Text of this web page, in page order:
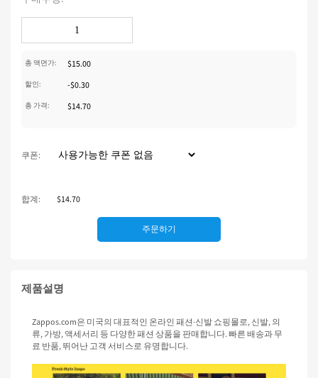
총 액면가: $15.00
할인: -$0.30
총 가격: $14.70
쿠폰:
합계: $14.70
주문하기
제품설명
Zappos.com은 미국의 대표적인 온라인 패션·신발 쇼핑몰로, 신발, 의
류, 가방, 액세서리 등 다양한 패션 상품을 판매합니다. 빠른 배송과 무
료 반품, 뛰어난 고객 서비스로 유명합니다.